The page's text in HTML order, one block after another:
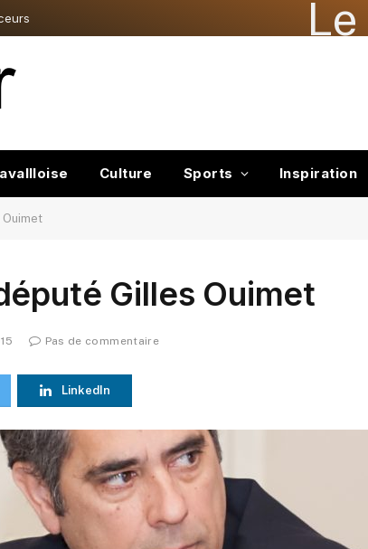
Culture Sports Inspiration
Ouimet
Gilles Ouimet
Pas de commentaire
LinkedIn